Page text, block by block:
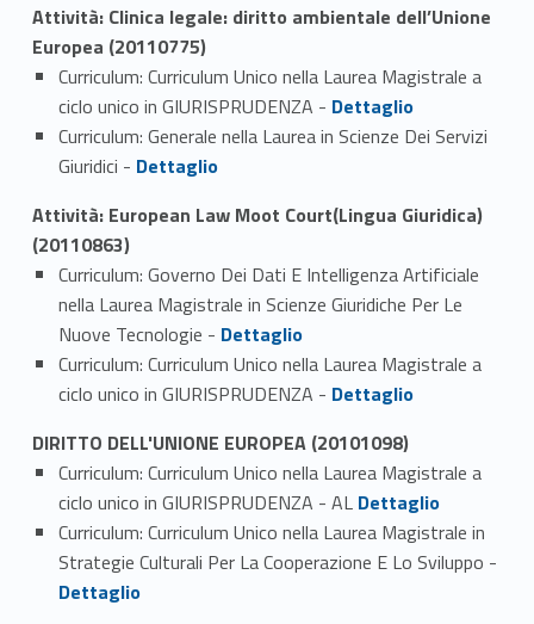
Attività: Clinica legale: diritto ambientale dell’Unione
Europea (20110775)
Curriculum: Curriculum Unico nella Laurea Magistrale a
ciclo unico in GIURISPRUDENZA - Link identifier #identifier_person_176684-1
Dettaglio
Curriculum: Generale nella Laurea in Scienze Dei Servizi
Giuridici - Link identifier #identifier_person_10244-2
Dettaglio
Attività: European Law Moot Court(Lingua Giuridica)
(20110863)
Curriculum: Governo Dei Dati E Intelligenza Artificiale
nella Laurea Magistrale in Scienze Giuridiche Per Le
Nuove Tecnologie - Link identifier #identifier_person_150434-1
Dettaglio
Curriculum: Curriculum Unico nella Laurea Magistrale a
ciclo unico in GIURISPRUDENZA - Link identifier #identifier_person_149201-2
Dettaglio
DIRITTO DELL'UNIONE EUROPEA (20101098)
Curriculum: Curriculum Unico nella Laurea Magistrale a
ciclo unico in GIURISPRUDENZA - AL Link identifier #identifier_person_101116-1
Dettaglio
Curriculum: Curriculum Unico nella Laurea Magistrale in
Strategie Culturali Per La Cooperazione E Lo Sviluppo -
Dettaglio